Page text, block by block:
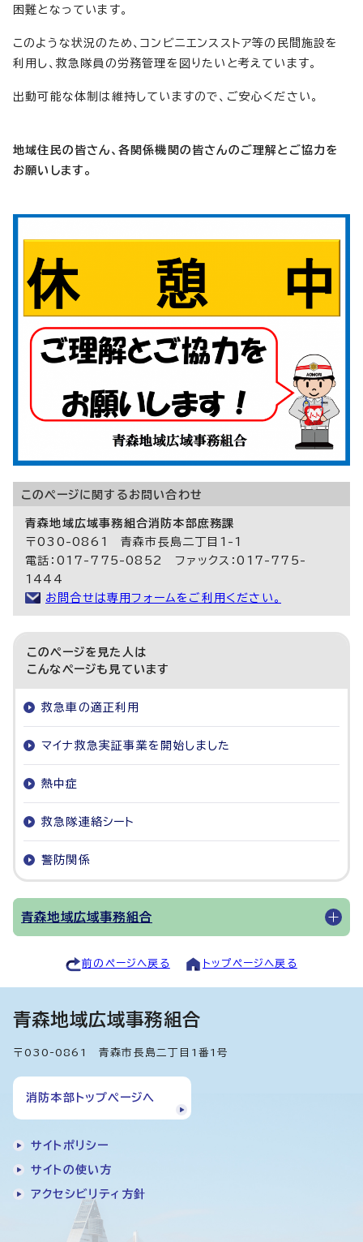
困難となっています。
このような状況のため、コンビニエンスストア等の民間施設を
利用し、救急隊員の労務管理を図りたいと考えています。
出動可能な体制は維持していますので、ご安心ください。
地域住民の皆さん、各関係機関の皆さんのご理解とご協力を
お願いします。
このページに関する お問い合わせ
青森地域広域事務組合消防本部庶務課
〒030-0861 青森市長島二丁目1-1
電話：017-775-0852 ファックス：017-775-
1444
お問合せは専用フォームをご利用ください。
このページを見た人は
こんなページも見ています
救急車の適正利用
マイナ救急実証事業を開始しました
熱中症
救急隊連絡シート
警防関係
青森地域広域事務組合
前のページへ戻る トップページへ戻る
青森地域広域事務組合
〒030-0861 青森市長島二丁目1番1号
消防本部トップページへ
サイトポリシー
サイトの使い方
アクセシビリティ方針